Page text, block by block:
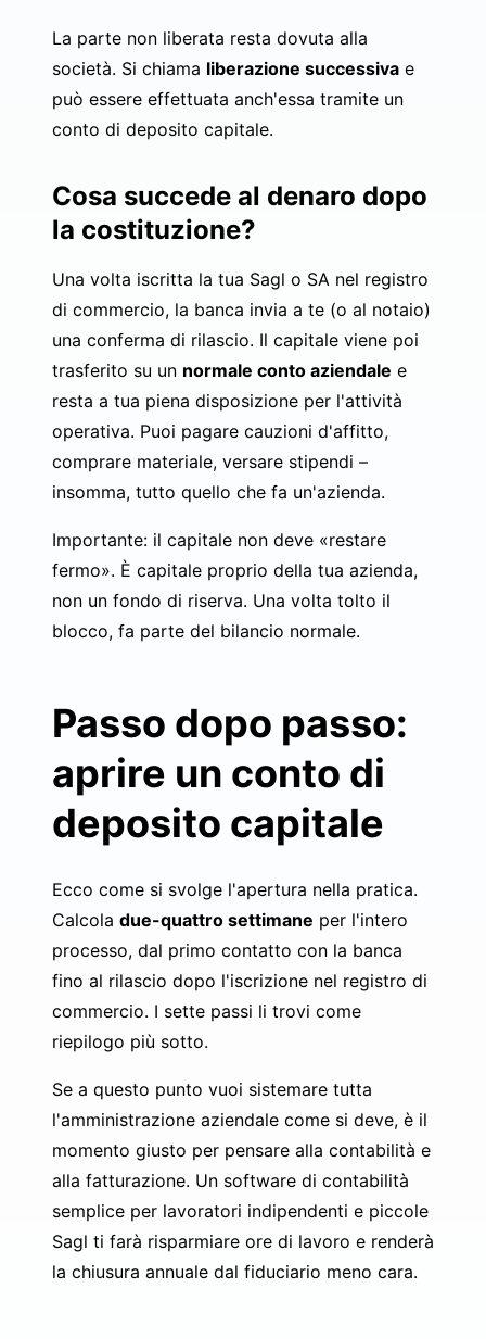
La parte non liberata resta dovuta alla
società. Si chiama liberazione successiva e
può essere effettuata anch'essa tramite un
conto di deposito capitale.
Cosa succede al denaro dopo
la costituzione?
Una volta iscritta la tua Sagl o SA nel registro
di commercio, la banca invia a te (o al notaio)
una conferma di rilascio. Il capitale viene poi
trasferito su un normale conto aziendale e
resta a tua piena disposizione per l'attività
operativa. Puoi pagare cauzioni d'affitto,
comprare materiale, versare stipendi –
insomma, tutto quello che fa un'azienda.
Importante: il capitale non deve «restare
fermo». È capitale proprio della tua azienda,
non un fondo di riserva. Una volta tolto il
blocco, fa parte del bilancio normale.
Passo dopo passo:
aprire un conto di
deposito capitale
Ecco come si svolge l'apertura nella pratica.
Calcola due-quattro settimane per l'intero
processo, dal primo contatto con la banca
fino al rilascio dopo l'iscrizione nel registro di
commercio. I sette passi li trovi come
riepilogo più sotto.
Se a questo punto vuoi sistemare tutta
l'amministrazione aziendale come si deve, è il
momento giusto per pensare alla contabilità e
alla fatturazione. Un software di contabilità
semplice per lavoratori indipendenti e piccole
Sagl ti farà risparmiare ore di lavoro e renderà
la chiusura annuale dal fiduciario meno cara.